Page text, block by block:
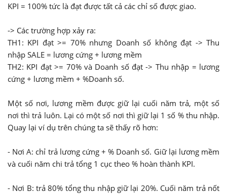
KPI = 100% tức là đạt được tất cả các chỉ số được giao.
-> Các trường hợp xảy ra:
TH1: KPI đạt >= 70% nhưng Doanh số không đạt -> Thu
nhập SALE = lương cứng + lương mềm
TH2: KPI đạt >= 70% và Doanh số đạt -> Thu nhập = lương
cứng + lương mềm + %Doanh số.
Một số nơi, lương mềm được giữ lại cuối năm trả, một số
nơi thì trả luôn. Lại có một số nơi thì giữ lại 1 số % thu nhập.
Quay lại ví dụ trên chúng ta sẽ thấy rõ hơn:
- Nơi A: chỉ trả lương cứng + % Doanh số. Giữ lại lương mềm
và cuối năm chi trả tổng 1 cục theo % hoàn thành KPI.
- Nơi B: trả 80% tổng thu nhập giữ lại 20%. Cuối năm trả nốt